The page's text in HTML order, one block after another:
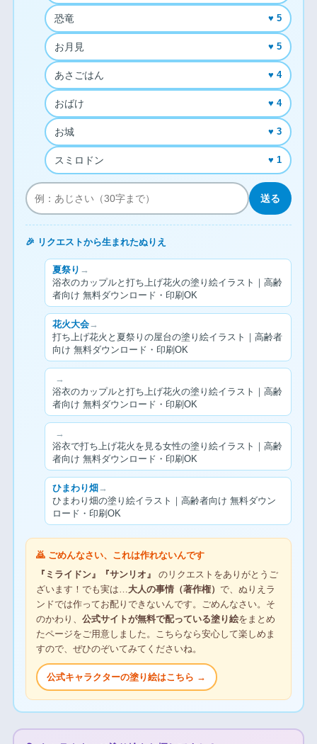
恐竜 ♥ 5
お月見 ♥ 5
あさごはん ♥ 4
おばけ ♥ 4
お城 ♥ 3
スミロドン ♥ 1
送る
🎉 リクエストから生まれたぬりえ
夏祭り →
浴衣のカップルと打ち上げ花火の塗り絵イラスト｜高齢
者向け 無料ダウンロード・印刷OK
花火大会→
打ち上げ花火と夏祭りの屋台の塗り絵イラスト｜高齢者
向け 無料ダウンロード・印刷OK
→
浴衣のカップルと打ち上げ花火の塗り絵イラスト｜高齢
者向け 無料ダウンロード・印刷OK
→
浴衣で打ち上げ花火を見る女性の塗り絵イラスト｜高齢
者向け 無料ダウンロード・印刷OK
ひまわり畑 →
ひまわり畑の塗り絵イラスト｜高齢者向け 無料ダウン
ロード・印刷OK
🙇 ごめんなさい、これは作れないんです
『ミライドン』『サンリオ』
のリクエストをありがとうご
ざいます！でも実は…大人の事情（著作権） で、ぬりえラ
ンドでは作ってお配りできないんです。ごめんなさい。そ
のかわり、 公式サイトが無料で配っている塗り絵をまとめ
たページをご用意しました。こちらなら安心して楽しめま
すので、ぜひのぞいてみてくださいね。
公式キャラクターの塗り絵はこちら →